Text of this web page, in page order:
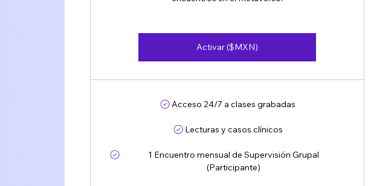
Activar ($MXN)
Acceso 24/7 a clases grabadas
Lecturas y casos clínicos
1 Encuentro mensual de Supervisión Grupal
(Participante)